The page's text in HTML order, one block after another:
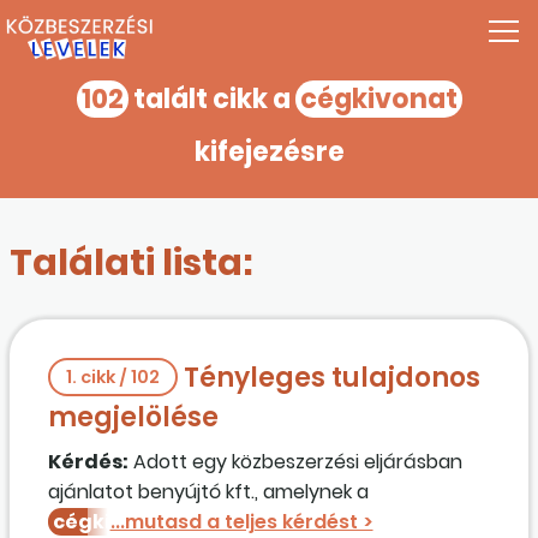
102talált cikk a cégkivonat
kifejezésre
Találati lista:
1. cikk / 102
Tényleges tulajdonos
megjelölése
Kérdés: Adott egy közbeszerzési eljárásban
ajánlatot benyújtó kft., amelynek a
cégkivonat ában a II. Cégformától függő